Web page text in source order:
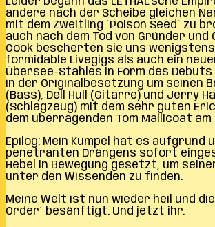
andere nach der Scheibe gleichen
mit dem Zweitling ´Poison Seed´ zu
auch nach dem Tod von Gründer
Cook bescherten sie uns
formidable Livegigs als auch ein
Übersee-Stahles in Form des Debüts
in der Originalbesetzung um seinen
(Bass), Dell Hull (Gitarre) und Jerry
(Schlagzeug) mit dem sehr guten
dem überragenden Tom Mallicoat am
Epilog: Mein Kumpel hat es aufgrund
penetranten Drängens sofort
Hebel in Bewegung gesetzt, um
unter den Wissenden zu finden.
Meine Welt ist nun wieder heil und die
Order´ besänftigt. Und jetzt ihr.